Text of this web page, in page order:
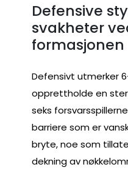
Defensive
svakheter
formasjonen
Defensivt utmerker
opprettholde en
seks
barriere som er
bryte, noe som
dekning av